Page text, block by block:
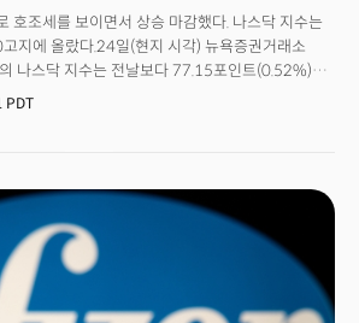
였습니다. 애플은 “앱스토어에 다시
마찬가지로 똑같은 규칙을 준수해야 한다”면서
픽이 계약을 위반했기 때문에 현재로서는 복구해
날 법원 판결에서도 포트나이트 이용자들이
고 독점을 막는 이런 움직임들에 애플은 위기감을
다. 인앱결제를 이용해 누려온 통제력을 잃을지
픽은 안드로이드 운영체제에도 불만을 갖고 애플과
죠. 연내 사건이 재판에 회부될 것으로 예상되는데,
있습니다.
호조세를 보이면서 상승 마감했다. 나스닥 지수는
지에 올랐다.24일(현지 시각) 뉴욕증권거래소
나스닥 지수는 전날보다 77.15포인트(0.52%)
감했다. 지난 2월 1만 4000선을 넘은 지 수개월
가 기준으로 최고치였다.업종별로 에너지 관련주가
, 산업 관련주가 모두 올랐다. 그러나
리티 관련주는 하락했다. 이날 시장은 아마존을
조한 상승세를 보였고, 화이자 백신 정식 승인에
으로 항공주와 크루즈 관련 주가가 3~4%
로 백신 효과와 안전성에 대한 우려가 줄고,
PDT